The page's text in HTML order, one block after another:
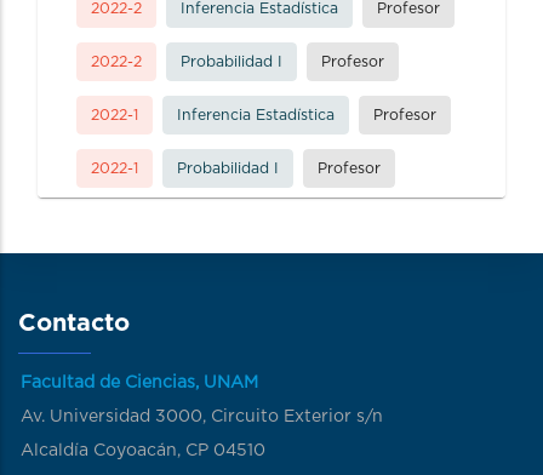
2022-2 Inferencia Estadística Profesor
2022-2 Probabilidad I Profesor
2022-1 Inferencia Estadística Profesor
2022-1 Probabilidad I Profesor
Contacto
Facultad de Ciencias, UNAM
Av. Universidad 3000, Circuito Exterior s/n
Alcaldía Coyoacán, CP 04510